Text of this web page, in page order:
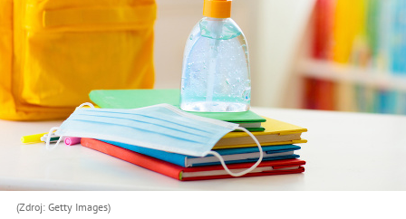
(Zdroj: Getty Images)